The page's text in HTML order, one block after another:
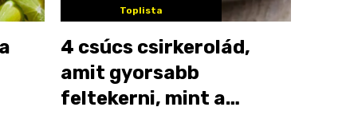
Toplista
4 csúcs csirkerolád,
amit gyorsabb
feltekerni, mint a